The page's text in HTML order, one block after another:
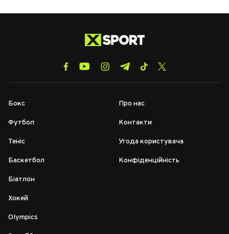
Бокс
Футбол
Теніс
Баскетбол
Біатлон
Хокей
Olympics
Про нас
Контакти
Угода користувача
Конфіденційність